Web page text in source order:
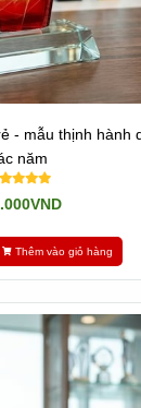
- mẫu thịnh hành
năm
Thêm vào giỏ hàng